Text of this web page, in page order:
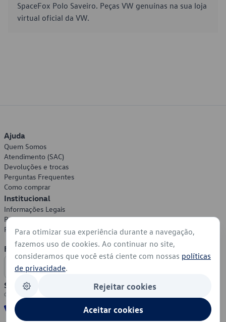
SpaceFox Polo Saveiro. Peças VW genuínas na sua loja
virtual oficial da VW.
Ajuda
Quem Somos
Atendimento (SAC)
Devoluções e trocas
Perguntas Frequentes
Como comprar
Institucional
Informações Legais
Política de Privacidade
Política de Cookies
Formas de Pagamento
Segurança
Para otimizar sua experiência durante a navegação,
fazemos uso de cookies. Ao continuar no site,
consideramos que você está ciente com nossas políticas
de privacidade.
Rejeitar cookies
Aceitar cookies